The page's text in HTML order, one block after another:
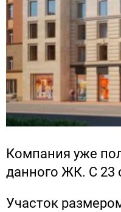
Компания уже
данного ЖК. С 23
Участок